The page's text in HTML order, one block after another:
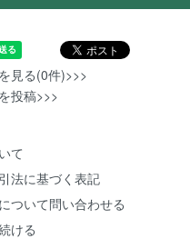
見る(0件)>>>
投稿>>>
て
法に基づく表記
ついて問い合わせる
ける